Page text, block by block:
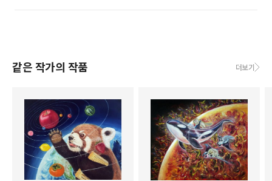
같은 작가의 작품 더보기